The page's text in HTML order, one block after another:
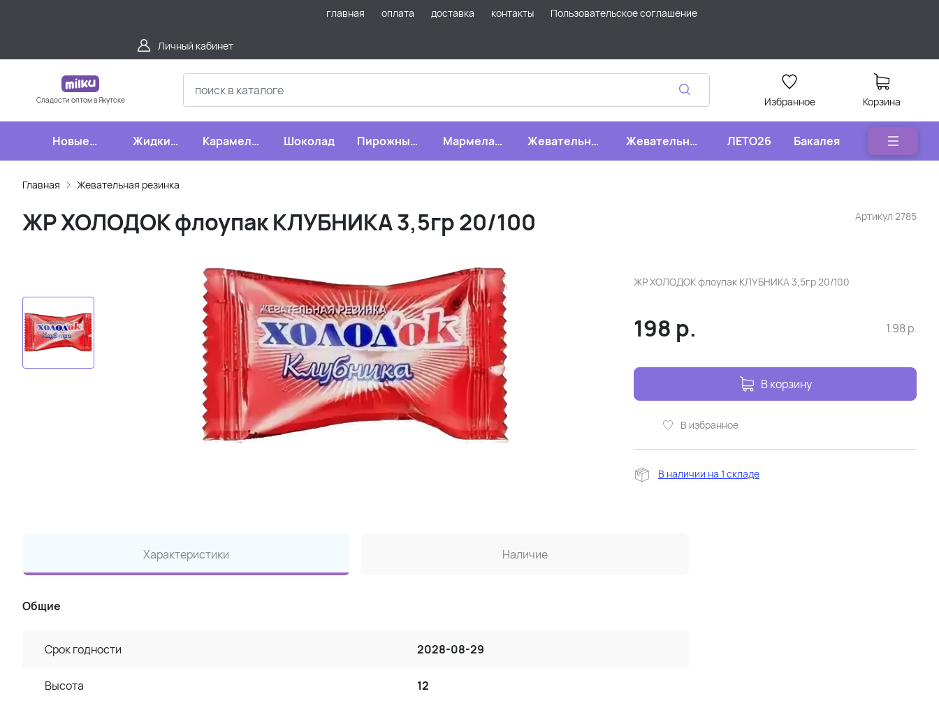
главная оплата доставка контакты Пользовательское соглашение
Личный кабинет
Сладости оптом в Якутске Избранное Корзина
Новые
поступления
Жидкие
конфеты
Карамель,
леденцы,
Шоколад
Пирожные,
бисквиты,
Мармелад,
зефир,
Жевательная
резинка
Жевательные
конфеты
ЛЕТО26 Бакалея
Главная Жевательная резинка
Артикул 2785
ЖР ХОЛОДОК флоупак КЛУБНИКА 3,5гр 20/100
ЖР ХОЛОДОК флоупак КЛУБНИКА 3,5гр 20/100
198 р. 1.98р.
В корзину
В избранное
В наличии на 1 складе
Характеристики Наличие
Общие
Срок годности 2028-08-29
Высота 12